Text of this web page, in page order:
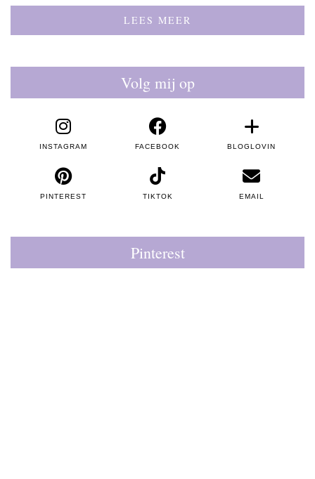
LEES MEER
Volg mij op
INSTAGRAM FACEBOOK BLOGLOVIN
PINTEREST TIKTOK EMAIL
Pinterest